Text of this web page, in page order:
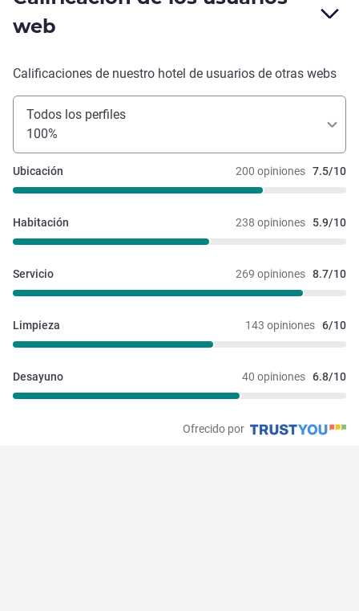
web
Calificaciones de nuestro hotel de usuarios de otras webs
Todos los perfiles
100%
200 opiniones 7.5/10
Ubicación
238 opiniones 5.9/10
Habitación
269 opiniones 8.7/10
Servicio
143 opiniones 6/10
Limpieza
40 opiniones 6.8/10
Desayuno
Ofrecido por